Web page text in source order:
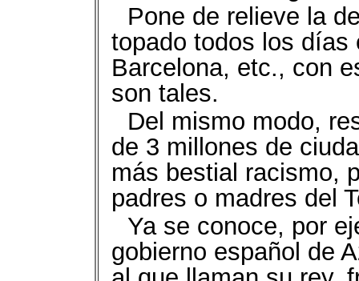
Pone de relieve la
topado todos los días
Barcelona, etc., con
son tales.
Del mismo modo,
de 3 millones de
más bestial racismo,
padres o madres del
Ya se conoce, por
gobierno español de